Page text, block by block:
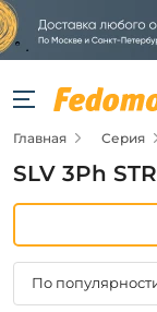
Фильтры
Цена
от
Главная Серия
SLV 3Ph
По